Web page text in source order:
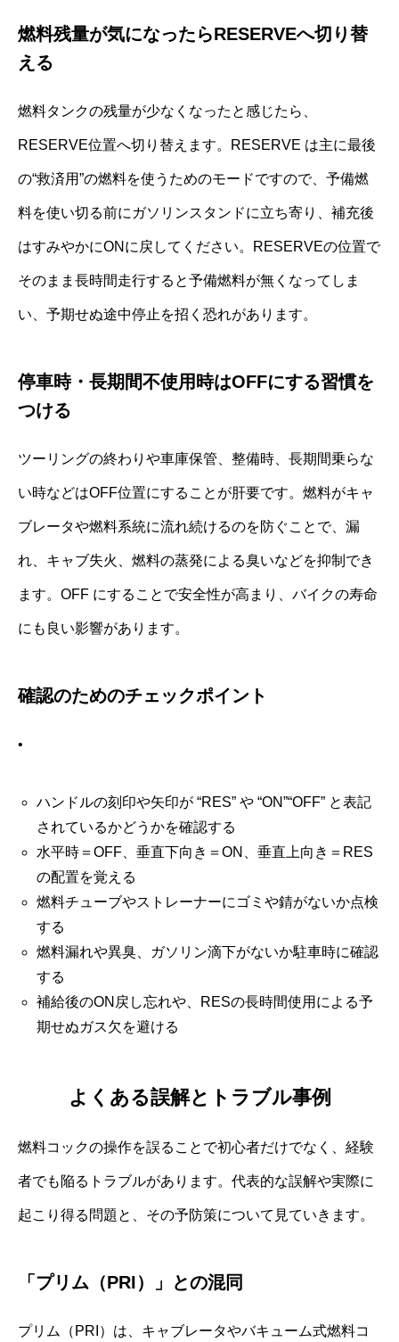
燃料残量が気になったらRESERVEへ切り替
える
燃料タンクの残量が少なくなったと感じたら、
RESERVE位置へ切り替えます。RESERVE は主に最後
の“救済用”の燃料を使うためのモードですので、予備燃
料を使い切る前にガソリンスタンドに立ち寄り、補充後
はすみやかにONに戻してください。RESERVEの位置で
そのまま長時間走行すると予備燃料が無くなってしま
い、予期せぬ途中停止を招く恐れがあります。
停車時・長期間不使用時はOFFにする習慣を
つける
ツーリングの終わりや車庫保管、整備時、長期間乗らな
い時などはOFF位置にすることが肝要です。燃料がキャ
ブレータや燃料系統に流れ続けるのを防ぐことで、漏
れ、キャブ失火、燃料の蒸発による臭いなどを抑制でき
ます。OFF にすることで安全性が高まり、バイクの寿命
にも良い影響があります。
確認のためのチェックポイント
•
ハンドルの刻印や矢印が “RES” や “ON”“OFF” と表記
されているかどうかを確認する
水平時＝OFF、垂直下向き＝ON、垂直上向き＝RES
の配置を覚える
燃料チューブやストレーナーにゴミや錆がないか点検
する
燃料漏れや異臭、ガソリン滴下がないか駐車時に確認
する
補給後のON戻し忘れや、RESの長時間使用による予
期せぬガス欠を避ける
よくある誤解とトラブル事例
燃料コックの操作を誤ることで初心者だけでなく、経験
者でも陥るトラブルがあります。代表的な誤解や実際に
起こり得る問題と、その予防策について見ていきます。
「プリム（PRI）」との混同
プリム（PRI）は、キャブレータやバキューム式燃料コ